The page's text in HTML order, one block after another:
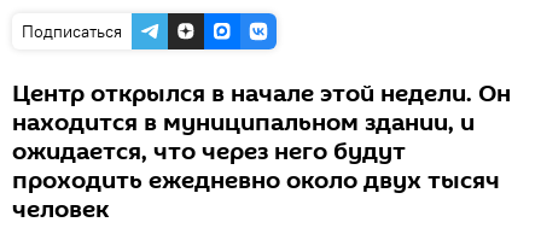
Подписаться
Центр открылся в начале этой недели. Он
находится в муниципальном здании, и
ожидается, что через него будут
проходить ежедневно около двух тысяч
человек